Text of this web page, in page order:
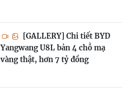
[GALLERY] Chi tiết BYD
Yangwang U8L bản 4 chỗ mạ
vàng thật, hơn 7 tỷ đồng